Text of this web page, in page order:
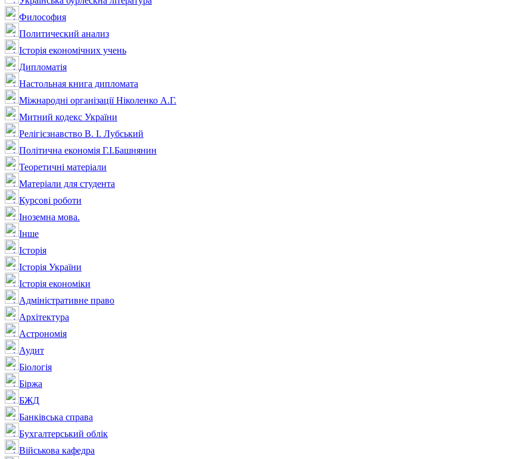
Философия
Политический анализ
Історія економічних учень
Дипломатія
Настольная книга дипломата
Міжнародні організації Ніколенко А.Г.
Митний кодекс України
Релігієзнавство В. І. Лубський
Політична економія Г.І.Башнянин
Теоретичні матеріали
Матеріали для студента
Курсові роботи
Іноземна мова.
Інше
Історія
Історія України
Історія економіки
Адміністративне право
Архітектура
Астрономія
Аудит
Біологія
Біржа
БЖД
Банківська справа
Бухгалтерський облік
Військова кафедра